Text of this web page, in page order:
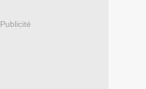
Publicité